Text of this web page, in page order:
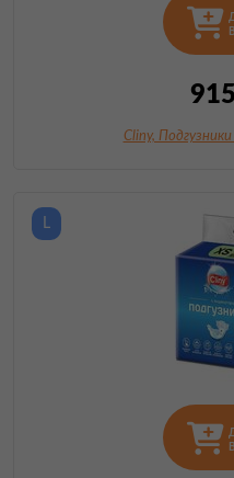
Cliny,
L